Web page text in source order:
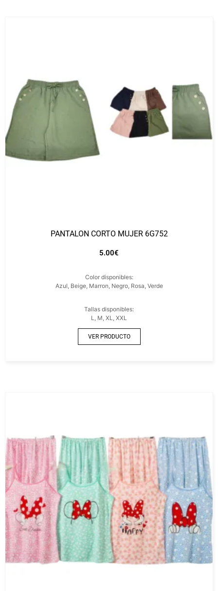
PANTALON CORTO MUJER 6G752
5.00€
Color disponibles:
Azul, Beige, Marron, Negro, Rosa, Verde
Tallas disponibles:
L, M, XL, XXL
VER PRODUCTO